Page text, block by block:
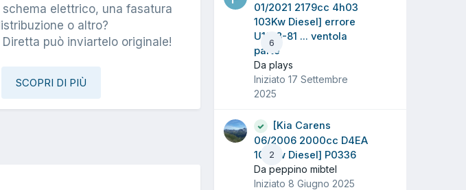
elettrico, una fasatura
o altro?
Diretta può inviartelo originale!
SCOPRI DI PIÙ
6
01/2021 2179cc 4h03
103Kw Diesel] errore
U1218-81 ... ventola
parte
Da plays
Iniziato 17 Settembre
2025
2
[Kia Carens
06/2006 2000cc D4EA
103Kw Diesel] P0336
Da peppino mibtel
Iniziato 8 Giugno 2025